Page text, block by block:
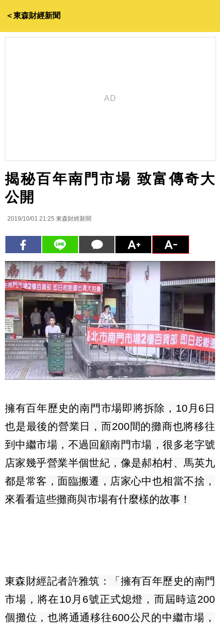
＜東森財經新聞
揭秘百年南門市場 致富傳奇大
公開
2019/10/01 21:25 東森財經新聞
擁有百年歷史的南門市場即將拆除， 10 月 6 日
也是最後的營業日，而200間的攤商也將移往
到中繼市場，不過回顧南門市場，很多老字號
店家幾乎營業半個世紀，像是郝柏村、馬英九
都是常客，面臨搬遷，店家心中也相當不捨，
來看看這些攤商與市場有什麼樣的故事！
東森財經記者許雅筑：「擁有百年歷史的南門
市場，將在10 月 6號正式熄燈，而屆時這200
個攤位，也將通通移往600公尺的中繼市場，